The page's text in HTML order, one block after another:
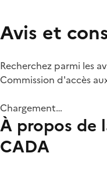
Avis et
Recherchez parmi les
Commission d'accès
Chargement…
À propos de
CADA